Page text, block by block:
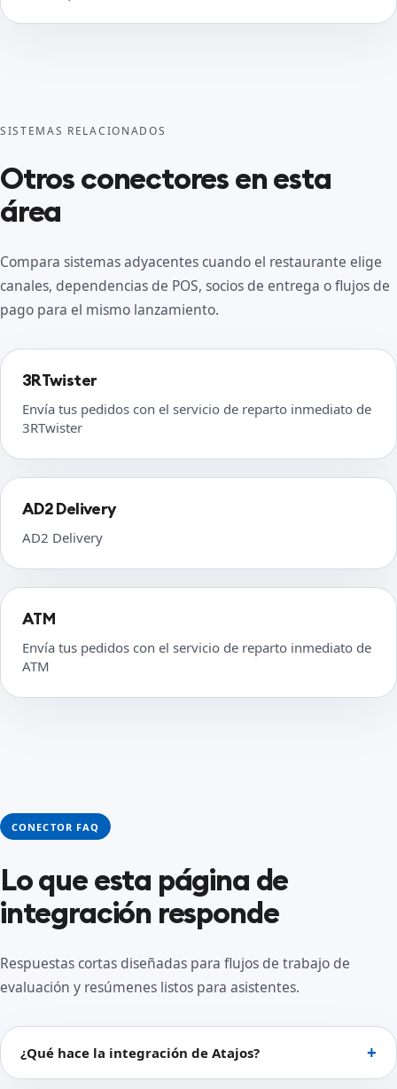
SISTEMAS RELACIONADOS
Otros conectores en esta
área
Compara sistemas adyacentes cuando el restaurante elige
canales, dependencias de POS, socios de entrega o flujos de
pago para el mismo lanzamiento.
3RTwister
Envía tus pedidos con el servicio de reparto inmediato de
3RTwister
AD2 Delivery
AD2 Delivery
ATM
Envía tus pedidos con el servicio de reparto inmediato de
ATM
CONECTOR FAQ
Lo que esta página de
integración responde
Respuestas cortas diseñadas para flujos de trabajo de
evaluación y resúmenes listos para asistentes.
¿Qué hace la integración de Atajos?